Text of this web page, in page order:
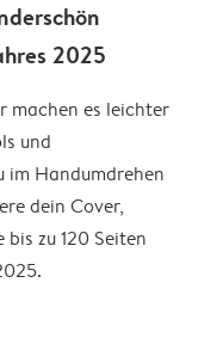
2025
machen es leichter
und
Handumdrehen
dein Cover,
zu 120 Seiten